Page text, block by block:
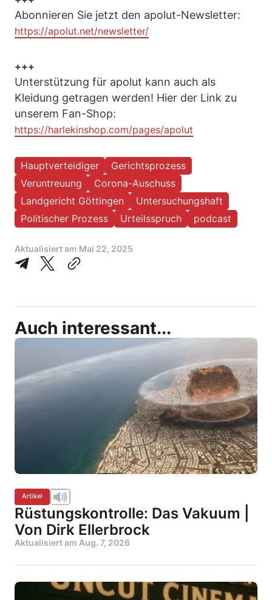
Abonnieren Sie jetzt den apolut-Newsletter:
https://apolut.net/newsletter/
+++
Unterstützung für apolut kann auch als
Kleidung getragen werden! Hier der Link zu
unserem Fan-Shop:
https://harlekinshop.com/pages/apolut
Hauptverteidiger
Gerichtsprozess
Veruntreuung
Corona-Auschuss
Landgericht Göttingen
Untersuchungshaft
Politischer Prozess
Urteilsspruch podcast
Aktualisiert am Mai 22, 2025
Auch interessant...
Artikel
Rüstungskontrolle: Das Vakuum |
Von Dirk Ellerbrock
Aktualisiert am Aug. 7, 2026